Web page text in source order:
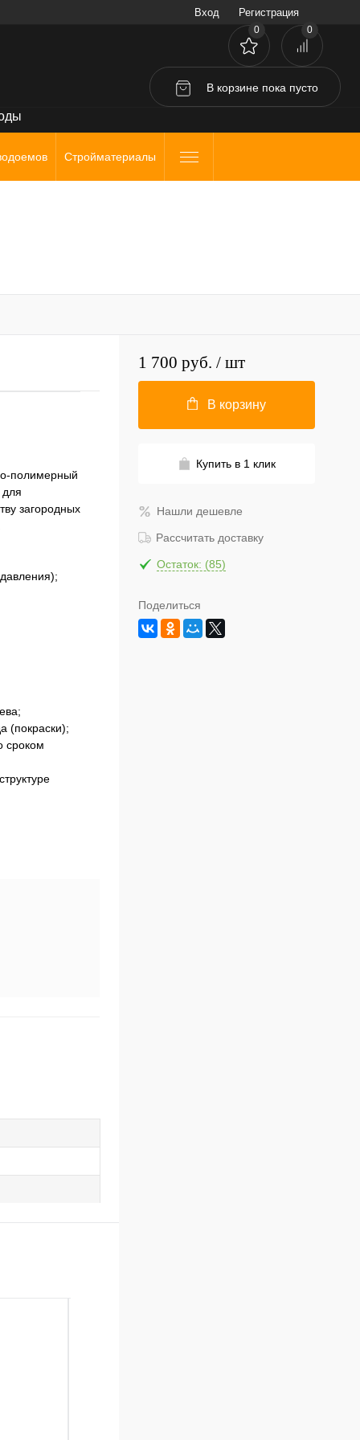
Вход Регистрация
0 0
В корзине пока пусто
Стройматериалы
полимерный
для
загородных
(покраски);
сроком
1 700 руб. / шт
В корзину
Купить в 1 клик
Нашли дешевле
Рассчитать доставку
Остаток: (85)
Поделиться